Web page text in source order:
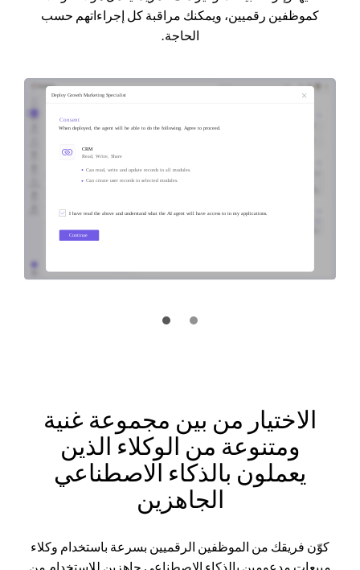
كموظفين رقميين، ويمكنك مراقبة كل إجراءاتهم حسب
الحاجة.
الاختيار من بين مجموعة غنية
ومتنوعة من الوكلاء الذين
يعملون بالذكاء الاصطناعي
الجاهزين
كوّن فريقك من الموظفين الرقميين بسرعة باستخدام وكلاء